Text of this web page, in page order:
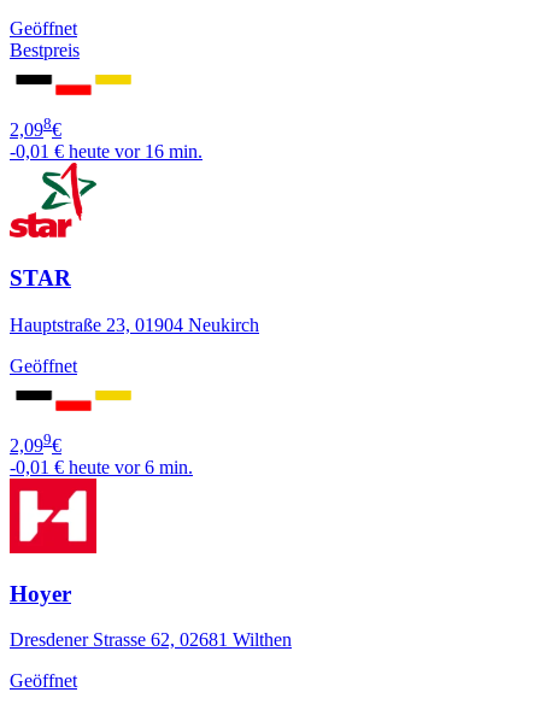
Geöffnet
Bestpreis
2,098€
-0,01 € heute vor 16 min.
STAR
Hauptstraße 23, 01904 Neukirch
Geöffnet
2,099€
-0,01 € heute vor 6 min.
Hoyer
Dresdener Strasse 62, 02681 Wilthen
Geöffnet